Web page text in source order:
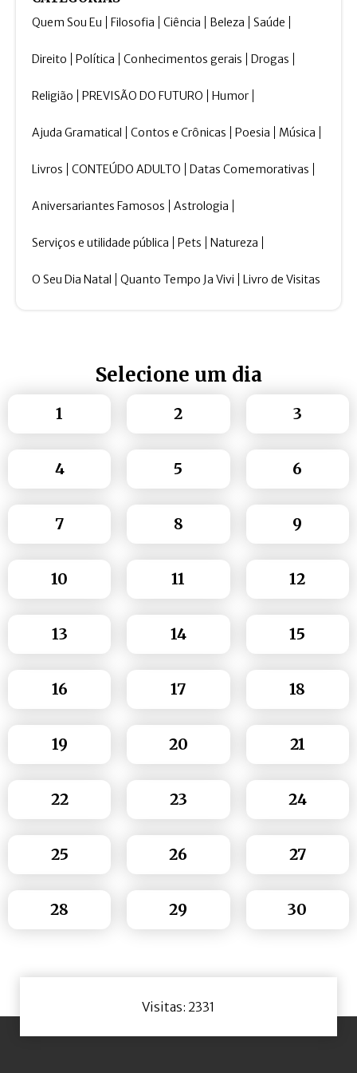
Quem Sou Eu Filosofia Ciência Beleza Saúde
Direito Política Conhecimentos gerais Drogas
Religião PREVISÃO DO FUTURO Humor
Ajuda Gramatical Contos e Crônicas Poesia Música
Livros CONTEÚDO ADULTO Datas Comemorativas
Aniversariantes Famosos Astrologia
Serviços e utilidade pública Pets Natureza
O Seu Dia Natal Quanto Tempo Ja Vivi Livro de Visitas
Selecione um dia
1 2 3
4 5 6
7 8 9
10 11 12
13 14 15
16 17 18
19 20 21
22 23 24
25 26 27
28 29 30
Visitas: 2331